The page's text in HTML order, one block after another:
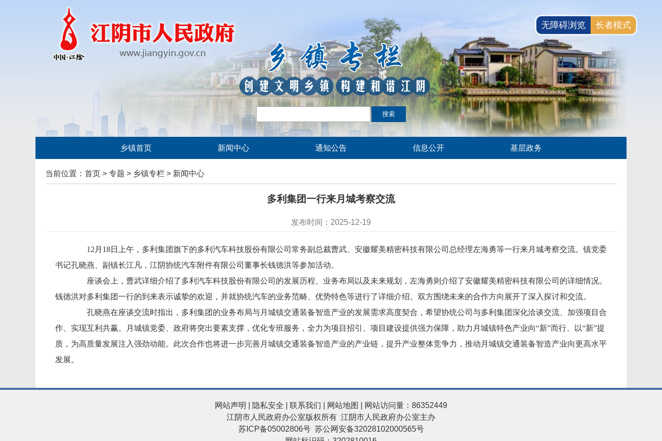
乡镇首页 新闻中心 通知公告 信息公开 基层政务
当前位置： 首页 > 专题 > 乡镇专栏 > 新闻中心
多利集团一行来月城考察交流
发布时间：2025-12-19
12月18日上午，多利集团旗下的多利汽车科技股份有限公司常务副总裁曹武、安徽耀美精密科技有限公司总经理左海勇等一行来月城考察交流。镇党委
书记孔晓燕、副镇长江凡，江阴协统汽车附件有限公司董事长钱德洪等参加活动。
座谈会上，曹武详细介绍了多利汽车科技股份有限公司的发展历程、业务布局以及未来规划，左海勇则介绍了安徽耀美精密科技有限公司的详细情况。
钱德洪对多利集团一行的到来表示诚挚的欢迎，并就协统汽车的业务范畴、优势特色等进行了详细介绍。双方围绕未来的合作方向展开了深入探讨和交流。
孔晓燕在座谈交流时指出，多利集团的业务布局与月城镇交通装备智造产业的发展需求高度契合，希望协统公司与多利集团深化洽谈交流、加强项目合
作、实现互利共赢。月城镇党委、政府将突出要素支撑，优化专班服务，全力为项目招引、项目建设提供强力保障，助力月城镇特色产业向“新”而行、以“新”提
质，为高质量发展注入强劲动能。此次合作也将进一步完善月城镇交通装备智造产业的产业链，提升产业整体竞争力，推动月城镇交通装备智造产业向更高水平
发展。
网站声明 隐私安全 联系我们 网站地图
| 网站访问量：86352449
江阴市人民政府办公室版权所有 江阴市人民政府办公室主办
苏ICP备05002806号 苏公网安备32028102000565号
无障碍浏览 长者模式